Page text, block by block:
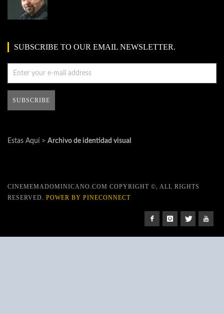
SUBSCRIBE TO OUR EMAIL NEWSLETTER.
Estas Aquí > Archivo de identidad visual
CINEMEMADOMINICANO.COM COPYRIGHT ©, ALL RIGHTS
RESERVED. POWER BY PINECONNECT